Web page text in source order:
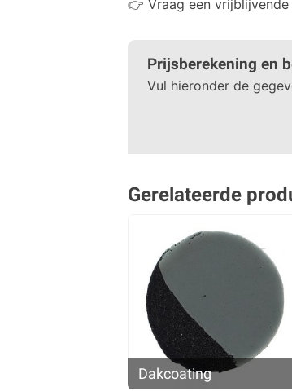
👉 Vraag een
Prijsberekening en
Vul hieronder de
Gerelateerde
Dakcoating